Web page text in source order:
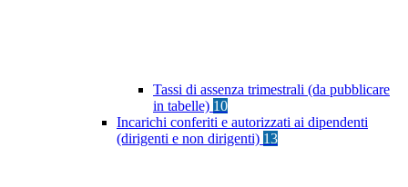
Tassi di assenza trimestrali (da pubblicare
in tabelle) 10
Incarichi conferiti e autorizzati ai dipendenti
(dirigenti e non dirigenti) 13